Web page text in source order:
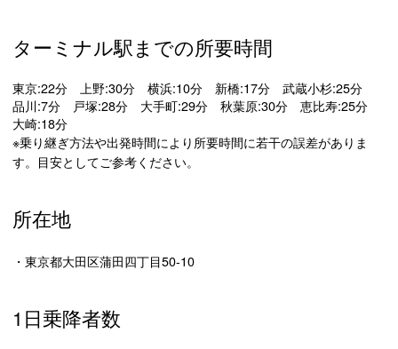
ターミナル駅までの所要時間
東京:22分 上野:30分 横浜:10分 新橋:17分 武蔵小杉:25分
品川:7分 戸塚:28分 大手町:29分 秋葉原:30分 恵比寿:25分
大崎:18分
※乗り継ぎ方法や出発時間により所要時間に若干の誤差がありま
す。目安としてご参考ください。
所在地
・東京都大田区蒲田四丁目50-10
1日乗降者数